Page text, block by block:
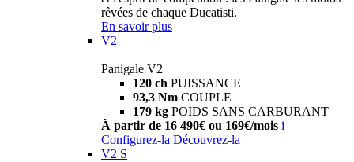
rêvées de chaque Ducatisti.
En savoir plus
V2
Panigale V2
120 ch PUISSANCE
93,3 Nm COUPLE
179 kg POIDS SANS CARBURANT
À partir de 16 490€ ou 169€/mois i
Configurez-la Découvrez-la
V2 S